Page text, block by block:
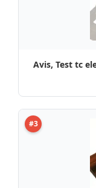
Avis, Test tc
#3